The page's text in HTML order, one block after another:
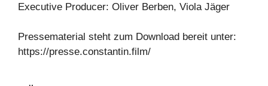
Executive Producer: Oliver Berben, Viola Jäger
Pressematerial steht zum Download bereit unter:
https://presse.constantin.film/